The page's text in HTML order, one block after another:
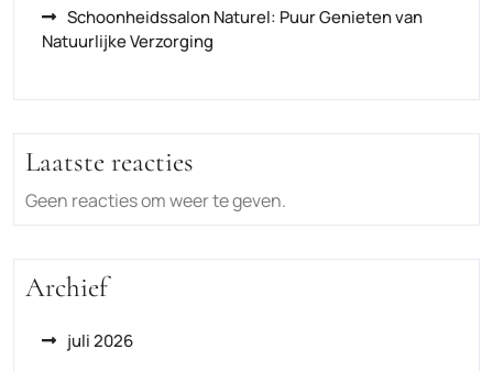
Schoonheidssalon Naturel: Puur Genieten van
Natuurlijke Verzorging
Laatste reacties
Geen reacties om weer te geven.
Archief
juli 2026